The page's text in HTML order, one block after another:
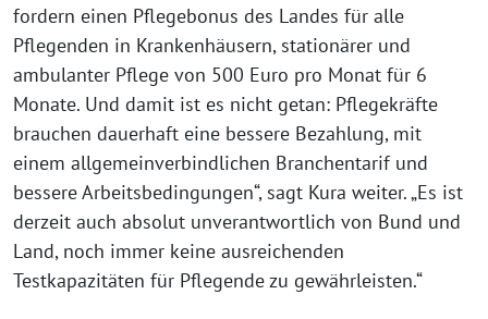
fordern einen Pflegebonus des Landes für alle
Pflegenden in Krankenhäusern, stationärer und
ambulanter Pflege von 500 Euro pro Monat für 6
Monate. Und damit ist es nicht getan: Pflegekräfte
brauchen dauerhaft eine bessere Bezahlung, mit
einem allgemeinverbindlichen Branchentarif und
bessere Arbeitsbedingungen“, sagt Kura weiter. „Es ist
derzeit auch absolut unverantwortlich von Bund und
Land, noch immer keine ausreichenden
Testkapazitäten für Pflegende zu gewährleisten.“